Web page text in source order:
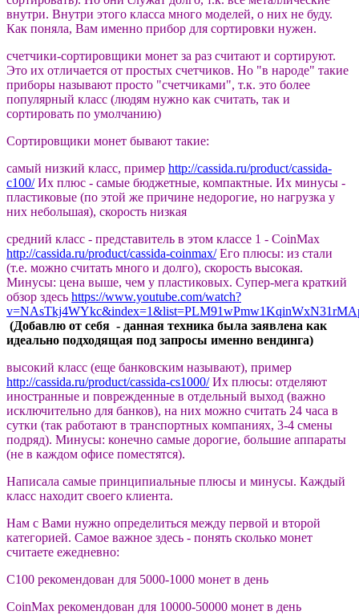
внутри. Внутри этого класса много моделей, о них не буду.
Как поняла, Вам именно прибор для сортировки нужен.
счетчики-сортировщики монет за раз считают и сортируют.
Это их отличается от простых счетчиков. Но "в народе" такие
приборы называют просто "счетчиками", т.к. это более
популярный класс (людям нужно как считать, так и
сортировать по умолчанию)
Сортировщики монет бывают такие:
самый низкий класс, пример http://cassida.ru/product/cassida-
c100/Их плюс - самые бюджетные, компактные. Их минусы -
пластиковые (по этой же причине недорогие, но нагрузка у
них небольшая), скорость низкая
средний класс - представитель в этом классе 1 - CoinMax
http://cassida.ru/product/cassida-coinmax/Его плюсы: из стали
(т.е. можно считать много и долго), скорость высокая.
Минусы: цена выше, чем у пластиковых. Супер-мега краткий
обзор здесь https://www.youtube.com/watch?
(Добавлю от себя - данная техника была заявлена как
идеально подходящая под запросы именно вендинга)
высокий класс (еще банковским называют), пример
http://cassida.ru/product/cassida-cs1000/Их плюсы: отделяют
иностранные и поврежденные в отдельный выход (важно
исключительно для банков), на них можно считать 24 часа в
сутки (так работают в транспортных компаниях, 3-4 смены
подряд). Минусы: конечно самые дорогие, большие аппараты
(не в каждом офисе поместятся).
Написала самые принципиальные плюсы и минусы. Каждый
класс находит своего клиента.
Нам с Вами нужно определиться между первой и второй
категорией. Самое важное здесь - понять сколько монет
считаете ежедневно:
С100 рекомендован для 5000-1000 монет в день
CoinMax рекомендован для 10000-50000 монет в день